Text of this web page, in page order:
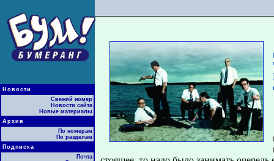
Новости
Свежий номер
Новости сайта
Новые материалы
Архив
По номерам
По разделам
Подписка
Почта